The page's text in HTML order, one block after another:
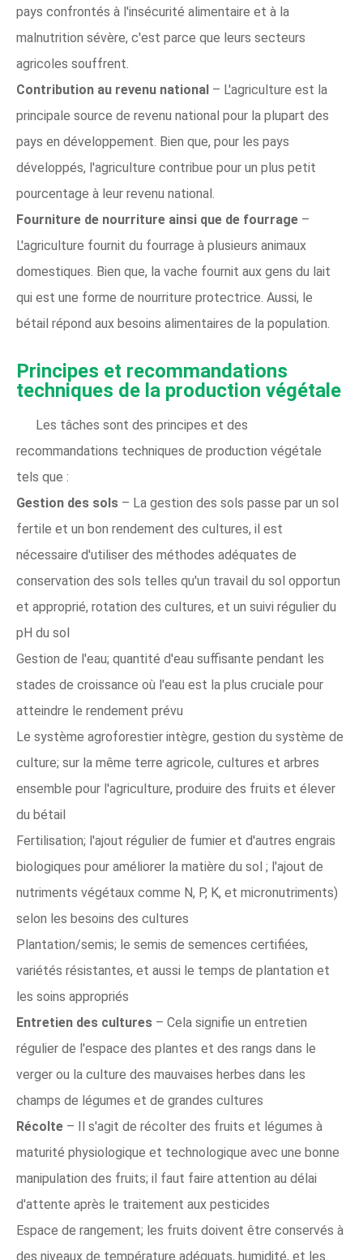
pays confrontés à l'insécurité alimentaire et à la
malnutrition sévère, c'est parce que leurs secteurs
agricoles souffrent.
Contribution au revenu national – L'agriculture est la
principale source de revenu national pour la plupart des
pays en développement. Bien que, pour les pays
développés, l'agriculture contribue pour un plus petit
pourcentage à leur revenu national.
Fourniture de nourriture ainsi que de fourrage –
L'agriculture fournit du fourrage à plusieurs animaux
domestiques. Bien que, la vache fournit aux gens du lait
qui est une forme de nourriture protectrice. Aussi, le
bétail répond aux besoins alimentaires de la population.
Principes et recommandations
techniques de la production végétale
Les tâches sont des principes et des
recommandations techniques de production végétale
tels que :
Gestion des sols – La gestion des sols passe par un sol
fertile et un bon rendement des cultures, il est
nécessaire d'utiliser des méthodes adéquates de
conservation des sols telles qu'un travail du sol opportun
et approprié, rotation des cultures, et un suivi régulier du
pH du sol
Gestion de l'eau; quantité d'eau suffisante pendant les
stades de croissance où l'eau est la plus cruciale pour
atteindre le rendement prévu
Le système agroforestier intègre, gestion du système de
culture; sur la même terre agricole, cultures et arbres
ensemble pour l'agriculture, produire des fruits et élever
du bétail
Fertilisation; l'ajout régulier de fumier et d'autres engrais
biologiques pour améliorer la matière du sol ; l'ajout de
nutriments végétaux comme N, P, K, et micronutriments)
selon les besoins des cultures
Plantation/semis; le semis de semences certifiées,
variétés résistantes, et aussi le temps de plantation et
les soins appropriés
Entretien des cultures – Cela signifie un entretien
régulier de l'espace des plantes et des rangs dans le
verger ou la culture des mauvaises herbes dans les
champs de légumes et de grandes cultures
Récolte – Il s'agit de récolter des fruits et légumes à
maturité physiologique et technologique avec une bonne
manipulation des fruits; il faut faire attention au délai
d'attente après le traitement aux pesticides
Espace de rangement; les fruits doivent être conservés à
des niveaux de température adéquats, humidité, et les